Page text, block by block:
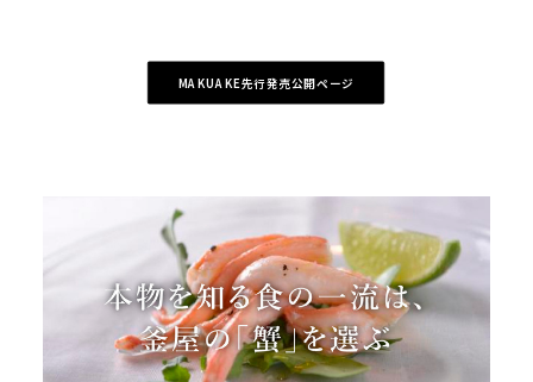
MAKUAKE先行発売公開ページ